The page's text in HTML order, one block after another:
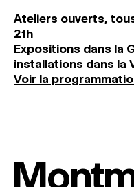
Ateliers ouverts,
21h
Expositions dans la
installations dans la
Voir la